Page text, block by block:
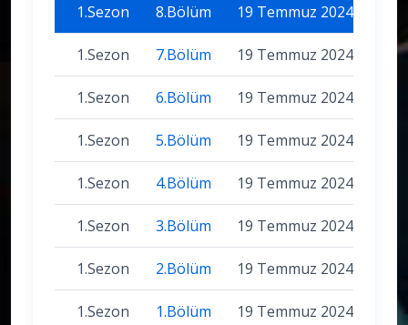
1.Sezon 8.Bölüm 19 Temmuz 2024
1.Sezon 7.Bölüm 19 Temmuz 2024
1.Sezon 6.Bölüm 19 Temmuz 2024
1.Sezon 5.Bölüm 19 Temmuz 2024
1.Sezon 4.Bölüm 19 Temmuz 2024
1.Sezon 3.Bölüm 19 Temmuz 2024
1.Sezon 2.Bölüm 19 Temmuz 2024
1.Sezon 1.Bölüm 19 Temmuz 2024